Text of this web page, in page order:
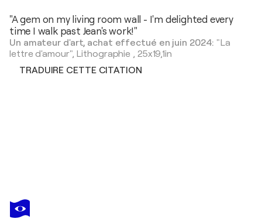
"A gem on my living room wall - I'm delighted every
time I walk past Jean's work!"
Un amateur d'art, achat effectué en juin 2024: "La
lettre d'amour", Lithographie , 25x19,1in
TRADUIRE CETTE CITATION
JEAN COCTEAU
Le bal du comte d'Orgel, Les époux, gravure originale